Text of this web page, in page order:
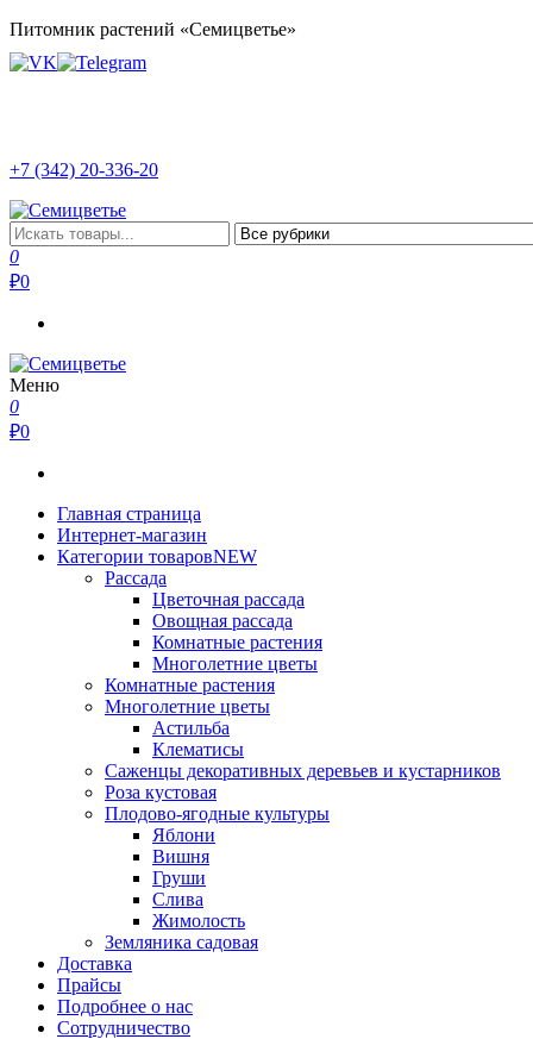
Перейти
к
содержимому
Питомник растений «Семицветье»
+7 (342) 20-336-20
Семицветье
Рассада в Перми | Тепличное хозяйство
0
₽0
Семицветье
Рассада в Перми | Тепличное хозяйство
Меню
0
₽0
Главная страница
Интернет-магазин
Категории товаровNEW
Рассада
Цветочная рассада
Овощная рассада
Комнатные растения
Многолетние цветы
Комнатные растения
Многолетние цветы
Астильба
Клематисы
Саженцы декоративных деревьев и кустарников
Роза кустовая
Плодово-ягодные культуры
Яблони
Вишня
Груши
Слива
Жимолость
Земляника садовая
Доставка
Прайсы
Подробнее о нас
Сотрудничество